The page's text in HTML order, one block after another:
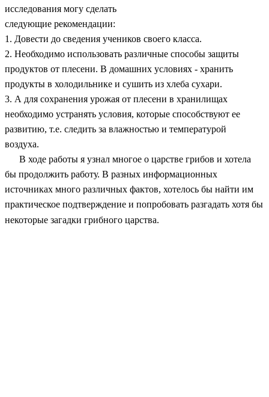
исследования могу сделать
следующие рекомендации:
1. Довести до сведения учеников своего класса.
2. Необходимо использовать различные способы защиты
продуктов от плесени. В домашних условиях - хранить
продукты в холодильнике и сушить из хлеба сухари.
3. А для сохранения урожая от плесени в хранилищах
необходимо устранять условия, которые способствуют ее
развитию, т.е. следить за влажностью и температурой
воздуха.
В ходе работы я узнал многое о царстве грибов и хотела
бы продолжить работу. В разных информационных
источниках много различных фактов, хотелось бы найти им
практическое подтверждение и попробовать разгадать хотя бы
некоторые загадки грибного царства.